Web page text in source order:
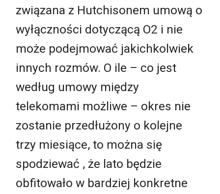
związana z Hutchisonem umową o
wyłączności dotyczącą O2 i nie
może podejmować jakichkolwiek
innych rozmów. O ile – co jest
według umowy między
telekomami możliwe – okres nie
zostanie przedłużony o kolejne
trzy miesiące, to można się
spodziewać , że lato będzie
obfitowało w bardziej konkretne